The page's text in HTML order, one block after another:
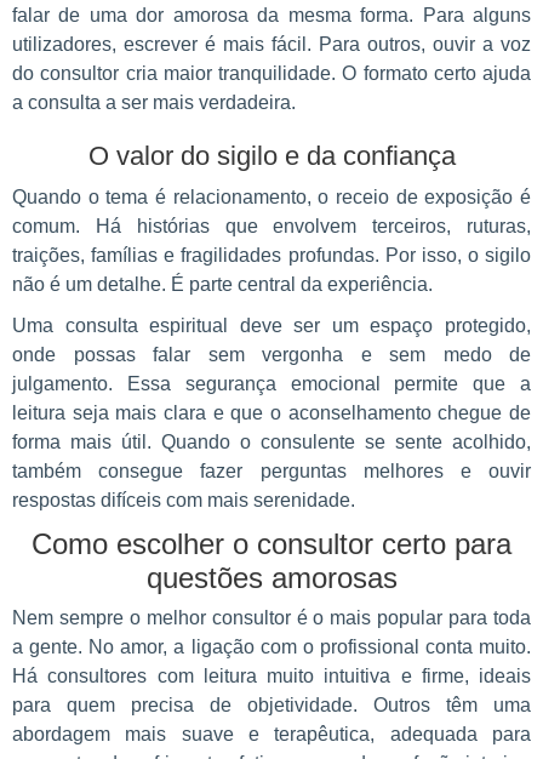
falar de uma dor amorosa da mesma forma. Para alguns
utilizadores, escrever é mais fácil. Para outros, ouvir a voz
do consultor cria maior tranquilidade. O formato certo ajuda
a consulta a ser mais verdadeira.
O valor do sigilo e da confiança
Quando o tema é relacionamento, o receio de exposição é
comum. Há histórias que envolvem terceiros, ruturas,
traições, famílias e fragilidades profundas. Por isso, o sigilo
não é um detalhe. É parte central da experiência.
Uma consulta espiritual deve ser um espaço protegido,
onde possas falar sem vergonha e sem medo de
julgamento. Essa segurança emocional permite que a
leitura seja mais clara e que o aconselhamento chegue de
forma mais útil. Quando o consulente se sente acolhido,
também consegue fazer perguntas melhores e ouvir
respostas difíceis com mais serenidade.
Como escolher o consultor certo para
questões amorosas
Nem sempre o melhor consultor é o mais popular para toda
a gente. No amor, a ligação com o profissional conta muito.
Há consultores com leitura muito intuitiva e firme, ideais
para quem precisa de objetividade. Outros têm uma
abordagem mais suave e terapêutica, adequada para